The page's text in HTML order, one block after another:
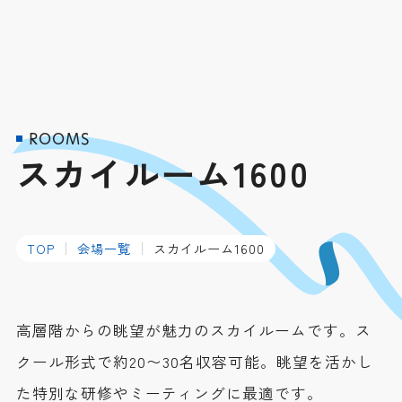
ROOMS
スカイルーム1600
TOP 会場一覧 スカイルーム1600
高層階からの眺望が魅力のスカイルームです。ス
クール形式で約20〜30名収容可能。眺望を活かし
た特別な研修やミーティングに最適です。